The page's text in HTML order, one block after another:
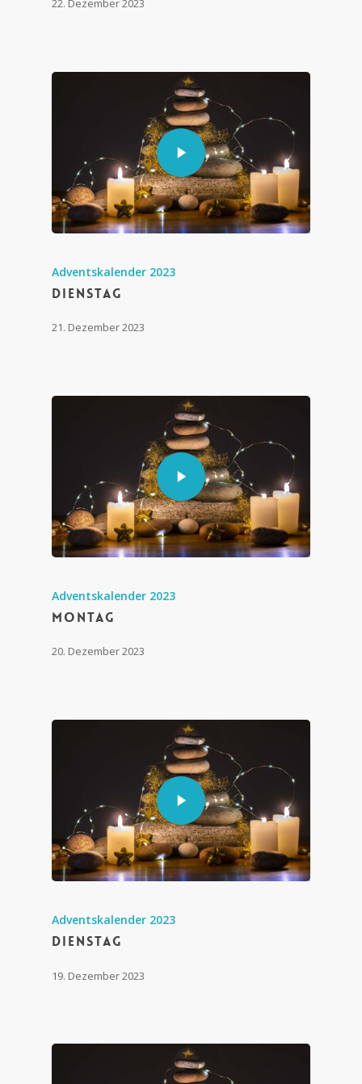
22. Dezember 2023
Adventskalender 2023
Dienstag
21. Dezember 2023
Adventskalender 2023
Montag
20. Dezember 2023
Adventskalender 2023
Dienstag
19. Dezember 2023